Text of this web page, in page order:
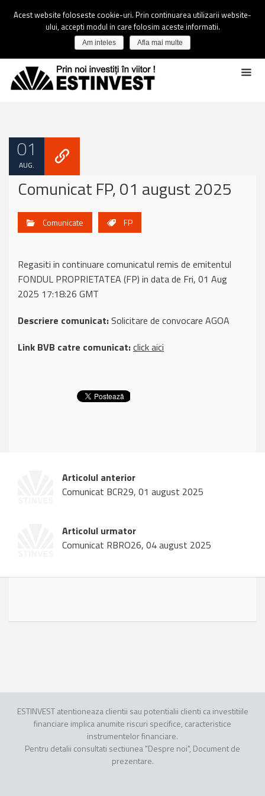
01
AUG.
Comunicat FP, 01 august 2025
Comunicate FP
Regasiti in continuare comunicatul remis de emitentul
FONDUL PROPRIETATEA (FP) in data de Fri, 01 Aug
2025 17:18:26 GMT
Descriere comunicat:Solicitare de convocare AGOA
Link BVB catre comunicat:click aici
Articolul anterior
Comunicat BCR29, 01 august 2025
Articolul urmator
Comunicat RBRO26, 04 august 2025
ESTINVEST atentioneaza clientii sau potentialii clienti ca investitiile
financiare implica anumite riscuri specifice, caracteristice
instrumentelor financiare.
Pentru detalii consultati sectiunea "Despre noi", Document de
prezentare.
Acest website foloseste cookie-uri. Prin continuarea utilizarii website-
ului, accepti modul in care folosim aceste informatii.
Am inteles Afla mai multe